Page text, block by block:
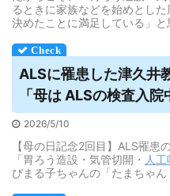
るときに家族などを始めとし
決めたことに満足している」と
ALSに罹患した津久井
「母は ALSの検査入
2026/5/10
【母の日記念2回目】ALS罹患
「胃ろう造設・気管切開・ 人
びまる子ちゃんの「たまちゃん